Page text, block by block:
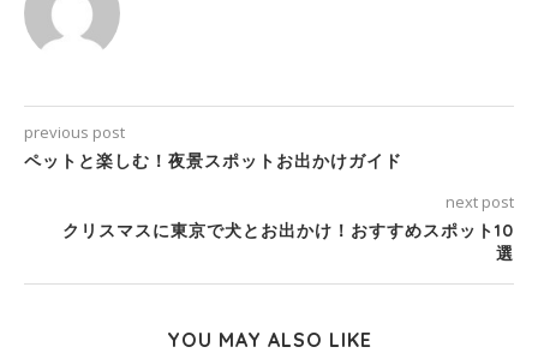
previous post
ペットと楽しむ！夜景スポットお出かけガイド
next post
クリスマスに東京で犬とお出かけ！おすすめスポット10
選
YOU MAY ALSO LIKE